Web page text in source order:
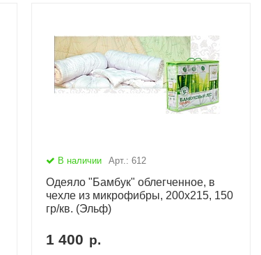
В наличии Арт.: 612
Одеяло "Бамбук" облегченное, в
чехле из микрофибры, 200х215, 150
гр/кв. (Эльф)
1 400 р.